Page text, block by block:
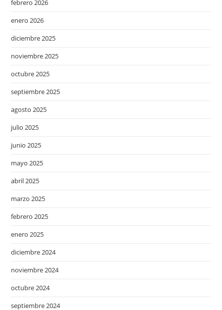
febrero 2026
enero 2026
diciembre 2025
noviembre 2025
octubre 2025
septiembre 2025
agosto 2025
julio 2025
junio 2025
mayo 2025
abril 2025
marzo 2025
febrero 2025
enero 2025
diciembre 2024
noviembre 2024
octubre 2024
septiembre 2024